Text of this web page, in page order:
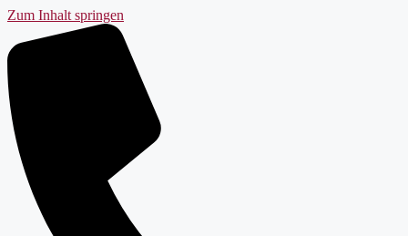
Zum Inhalt springen